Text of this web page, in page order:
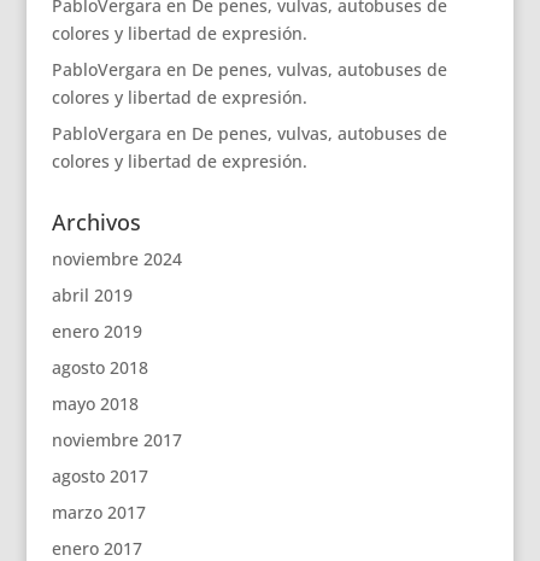
PabloVergara en De penes, vulvas, autobuses de
colores y libertad de expresión.
PabloVergara en De penes, vulvas, autobuses de
colores y libertad de expresión.
PabloVergara en De penes, vulvas, autobuses de
colores y libertad de expresión.
Archivos
noviembre 2024
abril 2019
enero 2019
agosto 2018
mayo 2018
noviembre 2017
agosto 2017
marzo 2017
enero 2017